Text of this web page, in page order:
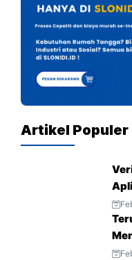
Artikel Populer